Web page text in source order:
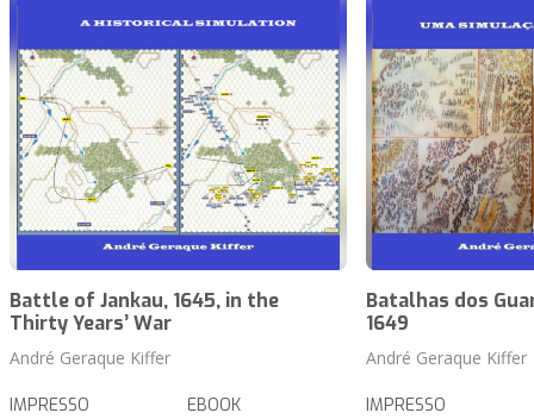
Battle of Jankau, 1645, in the
Thirty Years’ War
André Geraque Kiffer
IMPRESSO EBOOK
Batalhas dos
1649
André Geraque Kiffer
IMPRESSO